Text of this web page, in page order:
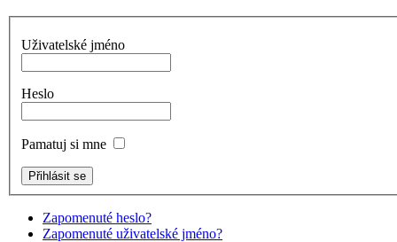
Uživatelské jméno
Heslo
Pamatuj si mne
Zapomenuté heslo?
Zapomenuté uživatelské jméno?